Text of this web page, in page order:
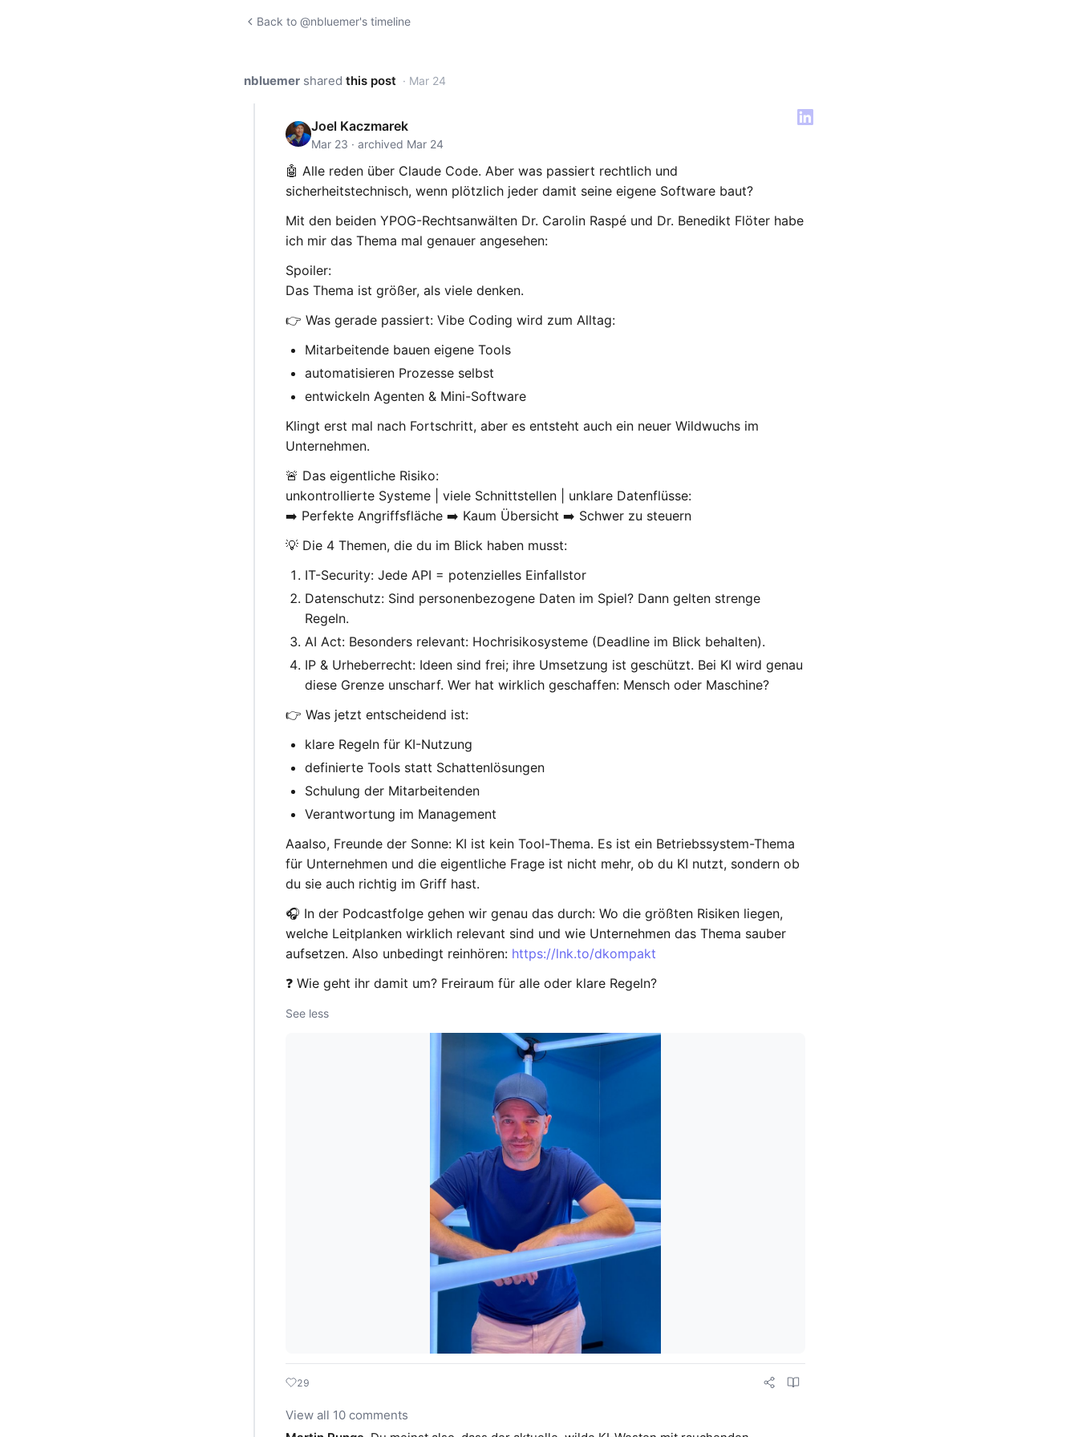
Back to @nbluemer's timeline
nbluemer shared this post · Mar 24
Joel Kaczmarek
Mar 23 · archived Mar 24
🤖 Alle reden über Claude Code. Aber was passiert rechtlich und
sicherheitstechnisch, wenn plötzlich jeder damit seine eigene Software baut?
Mit den beiden YPOG-Rechtsanwälten Dr. Carolin Raspé und Dr. Benedikt Flöter habe
ich mir das Thema mal genauer angesehen:
Spoiler:
Das Thema ist größer, als viele denken.
👉 Was gerade passiert: Vibe Coding wird zum Alltag:
Mitarbeitende bauen eigene Tools
automatisieren Prozesse selbst
entwickeln Agenten & Mini-Software
Klingt erst mal nach Fortschritt, aber es entsteht auch ein neuer Wildwuchs im
Unternehmen.
🚨 Das eigentliche Risiko:
unkontrollierte Systeme | viele Schnittstellen | unklare Datenflüsse:
➡️ Perfekte Angriffsfläche ➡️ Kaum Übersicht ➡️ Schwer zu steuern
💡 Die 4 Themen, die du im Blick haben musst:
IT-Security: Jede API = potenzielles Einfallstor
Datenschutz: Sind personenbezogene Daten im Spiel? Dann gelten strenge
Regeln.
AI Act: Besonders relevant: Hochrisikosysteme (Deadline im Blick behalten).
IP & Urheberrecht: Ideen sind frei; ihre Umsetzung ist geschützt. Bei KI wird genau
diese Grenze unscharf. Wer hat wirklich geschaffen: Mensch oder Maschine?
👉 Was jetzt entscheidend ist:
klare Regeln für KI-Nutzung
definierte Tools statt Schattenlösungen
Schulung der Mitarbeitenden
Verantwortung im Management
Aaalso, Freunde der Sonne: KI ist kein Tool-Thema. Es ist ein Betriebssystem-Thema
für Unternehmen und die eigentliche Frage ist nicht mehr, ob du KI nutzt, sondern ob
du sie auch richtig im Griff hast.
🎧 In der Podcastfolge gehen wir genau das durch: Wo die größten Risiken liegen,
welche Leitplanken wirklich relevant sind und wie Unternehmen das Thema sauber
aufsetzen. Also unbedingt reinhören: https://lnk.to/dkompakt
❓ Wie geht ihr damit um? Freiraum für alle oder klare Regeln?
See less
29
View all 10 comments